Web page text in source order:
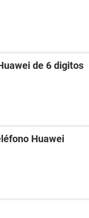
de 6 digitos
Huawei